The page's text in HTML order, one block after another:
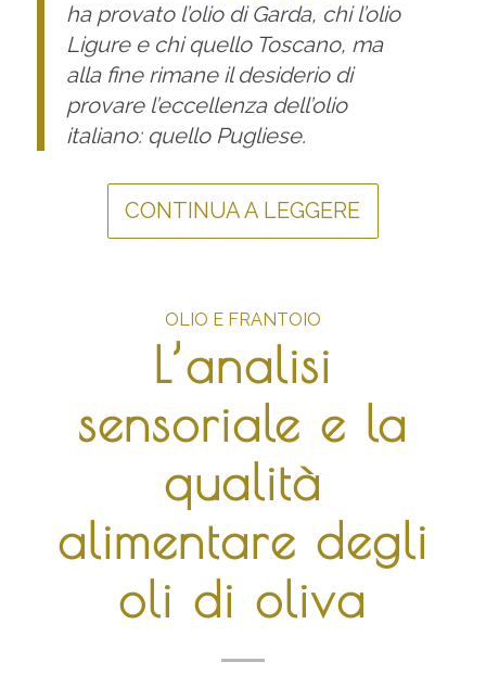
ha provato l’olio di Garda, chi l’olio
Ligure e chi quello Toscano, ma
alla fine rimane il desiderio di
provare l’eccellenza dell’olio
italiano: quello Pugliese.
CONTINUA A LEGGERE
OLIO E FRANTOIO
L’analisi
sensoriale e la
qualità
alimentare degli
oli di oliva